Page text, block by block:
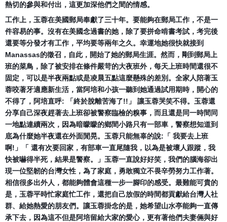
熱切的參與和付出， 這更加深他們之間的情感。
工作上，玉蓉在美國郵局奉獻了三十年。要能夠在郵局工作， 不是一
件容易的事。沒有在美國念過書的她，除了要拼命啃書考試， 考完後
還要等分發才有工作，平均要等兩年之久。 幸運地她很快就接到
Manassas的徵召，自此， 開始了她的郵局生涯。然而，剛到郵局上
班的菜鳥， 除了被安排在條件嚴苛的大夜班外，每天上班時間還很不
固定， 可以是半夜兩點或是凌晨五點這麼懸殊的差別。 全家人陪著玉
蓉咬著牙適應新生活， 當阿培和小孩一聽到她通過試用期時，開心的
不得了，阿培直呼: 「終於脫離苦海了!!」 讓玉蓉哭笑不得。 玉蓉還
分享自己深夜趕著去上班卻被警察臨檢的糗事， 而且還是同一時間同
一地點連續兩次， 因為暗矇矇的鄉間小路只有一部車， 警察想知道到
底為什麼她半夜還在外面閒晃。玉蓉只能無辜的說:「 我要去上班
啊!」「 還有次要回家，有部車一直尾隨我，以為是被壞人跟蹤， 我
快被嚇得半死，結果是警察。」玉蓉一直說好好笑， 我們的腦海卻出
現一位堅韌的台灣女性，為了家庭， 勇敢獨立不畏辛勞努力工作著。
相信很多出外人， 都能夠體會這種一步一腳印的感受。最難能可貴的
是， 玉蓉平時忙家庭忙工作，還把自己放假的時間都貢獻給台灣人社
群、 給她熱愛的朋友們。讓玉蓉掛念的是， 她希望山水亭能夠一直傳
承下去， 因為這不但是阿培留給大家的愛心， 更有著他們夫妻倆與好